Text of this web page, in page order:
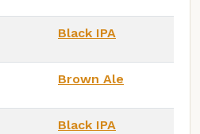
Black IPA
Brown Ale
Black IPA